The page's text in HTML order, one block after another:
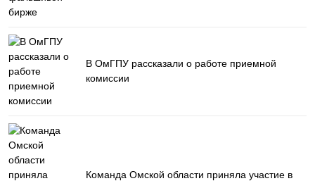
В ОмГПУ рассказали о работе приемной
комиссии
Команда Омской области приняла участие в